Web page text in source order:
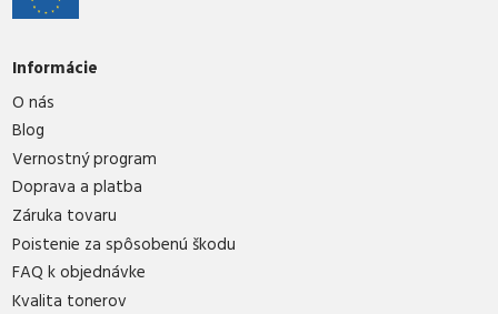
Informácie
O nás
Blog
Vernostný program
Doprava a platba
Záruka tovaru
Poistenie za spôsobenú škodu
FAQ k objednávke
Kvalita tonerov